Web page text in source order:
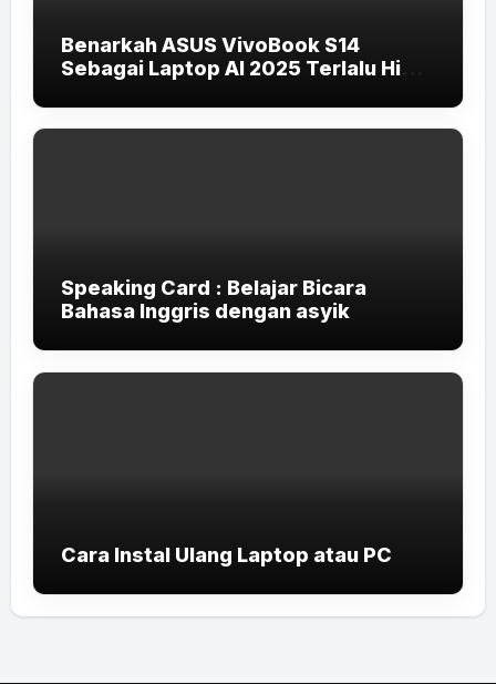
Benarkah ASUS VivoBook S14
Sebagai Laptop AI 2025 Terlalu High-
Speaking Card : Belajar Bicara
Bahasa Inggris dengan asyik
Cara Instal Ulang Laptop atau PC